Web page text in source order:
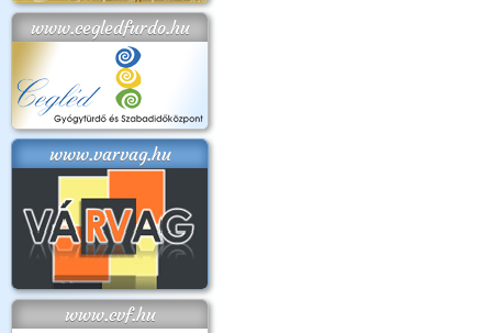
www.cegledfurdo.hu
www.varvag.hu
www.cvf.hu